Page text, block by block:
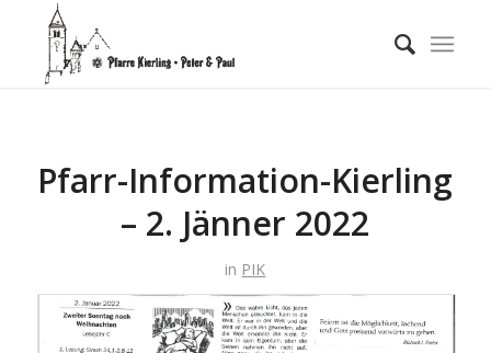
Pfarr-Information-Kierling
– 2. Jänner 2022
in PIK